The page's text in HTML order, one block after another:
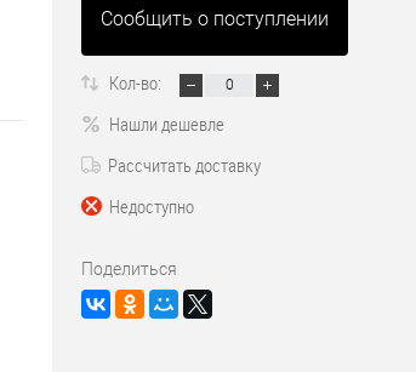
Сообщить о поступлении
Кол-во:
Нашли дешевле
Рассчитать доставку
Недоступно
Поделиться